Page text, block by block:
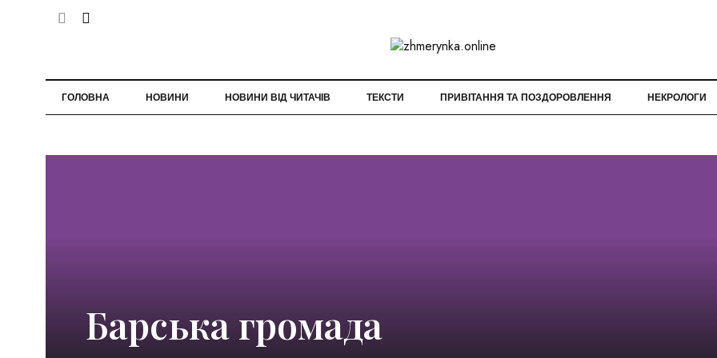
ГОЛОВНА НОВИНИ НОВИНИ ВІД ЧИТАЧІВ ТЕКСТИ ПРИВІТАННЯ ТА ПОЗДОРОВЛЕННЯ НЕКРОЛОГИ
Барська громада